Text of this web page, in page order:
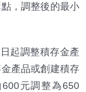
，調整後的最小
起調整積存金產
產品或創建積存
元調整為650